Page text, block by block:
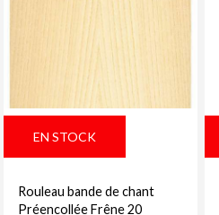
EN STOCK
Rouleau bande de chant
Préencollée Frêne 20